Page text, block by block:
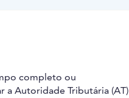
completo ou
Autoridade Tributária (AT)